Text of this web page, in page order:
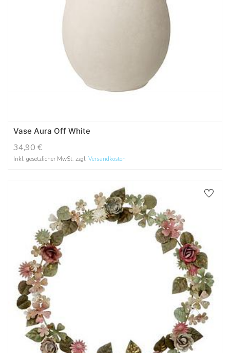
Vase Aura Off White
34,90 €
Inkl. gesetzlicher MwSt. zzgl. Versandkosten